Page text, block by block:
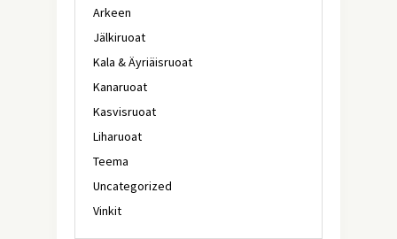
Arkeen
Jälkiruoat
Kala & Äyriäisruoat
Kanaruoat
Kasvisruoat
Liharuoat
Teema
Uncategorized
Vinkit